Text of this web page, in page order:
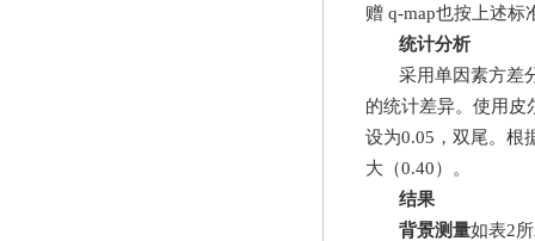
赠 q-map也按上述标
统计分析
采用单因素方差
的统计差异。使用皮
设为0.05 ，双尾。根
大（0.40）。
结果
背景测量如表2